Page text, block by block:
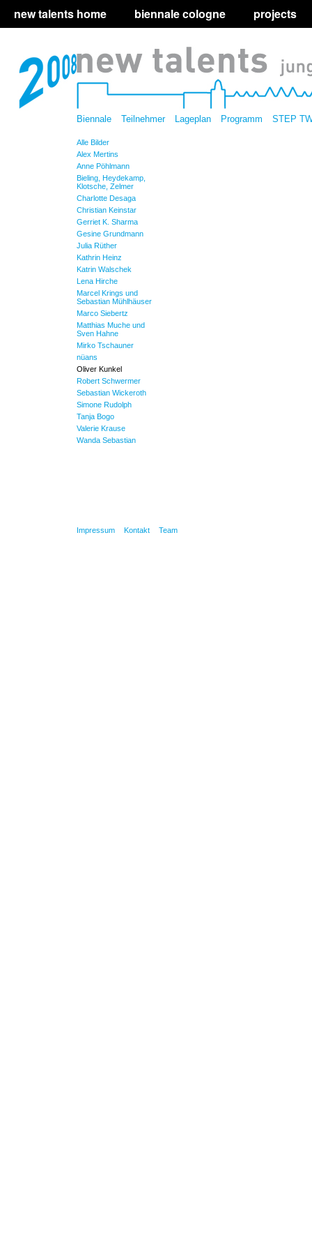
new talents home biennale cologne projects
Biennale Teilnehmer Lageplan Programm STEP
Alle Bilder
Alex Mertins
Anne Pöhlmann
Bieling, Heydekamp,
Klotsche, Zelmer
Charlotte Desaga
Christian Keinstar
Gerriet K. Sharma
Gesine Grundmann
Julia Rüther
Kathrin Heinz
Katrin Walschek
Lena Hirche
Marcel Krings und
Sebastian Mühlhäuser
Marco Siebertz
Matthias Muche und
Sven Hahne
Mirko Tschauner
nüans
Oliver Kunkel
Robert Schwermer
Sebastian Wickeroth
Simone Rudolph
Tanja Bogo
Valerie Krause
Wanda Sebastian
Impressum Kontakt Team